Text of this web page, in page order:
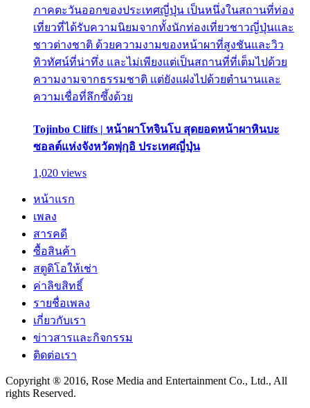
ภาคตะวันออกของประเทศญี่ปุ่น เป็นหนึ่งในสถานที่ท่อง
เที่ยวที่ได้รับความนิยมจากทั้งนักท่องเที่ยวชาวญี่ปุ่นและ
ชาวต่างชาติ ด้วยความงามของหน้าผาที่สูงชันและวิว
ทิวทัศน์ที่น่าทึ่ง และไม่เพียงแต่เป็นสถานที่ที่เต็มไปด้วย
ความงามจากธรรมชาติ แต่ยังแฝงไปด้วยตำนานและ
ความเชื่อที่ลึกซึ้งด้วย
Tojinbo Cliffs | หน้าผาโทจินโบ สุดยอดหน้าผาหินบะ
ซอลต์แห่งจังหวัดฟุกุอิ ประเทศญี่ปุ่น
1,020 views
หน้าแรก
เพลง
สารคดี
ซื้อสินค้า
สตูดิโอให้เช่า
ค่าลิขสิทธิ์
รายชื่อเพลง
เกี่ยวกับเรา
ข่าวสารและกิจกรรม
ติดต่อเรา
Copyright ® 2016, Rose Media and Entertainment Co., Ltd., All
rights Reserved.